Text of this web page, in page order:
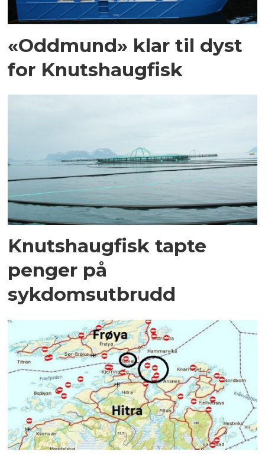
«Oddmund» klar til dyst
for Knutshaugfisk
Knutshaugfisk tapte
penger på
sykdomsutbrudd